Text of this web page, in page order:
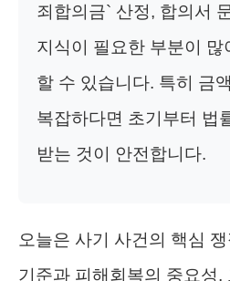
죄합의금` 산정, 합의서
지식이 필요한 부분이 많
할 수 있습니다. 특히 금
복잡하다면 초기부터 법
받는 것이 안전합니다.
오늘은 사기 사건의 핵심
기준과 피해회복의 중요성,